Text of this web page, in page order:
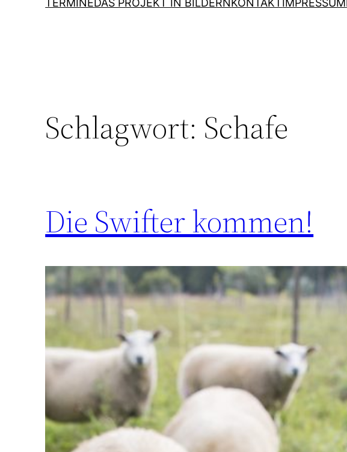
TERMINEDAS PROJEKT IN BILDERN KONTAKT IMPRESSUM
Schlagwort: Schafe
Die Swifter kommen!